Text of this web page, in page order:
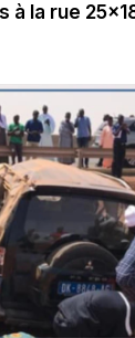
à la rue